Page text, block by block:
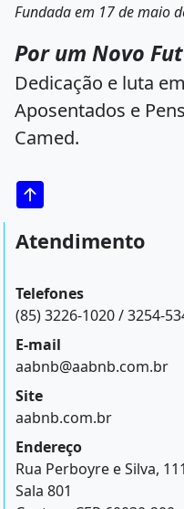
Fundada em 17 de maio
Por um Novo
Dedicação e luta
Aposentados e
Camed.
Atendimento
Telefones
(85) 3226-1020 / 3254-
E-mail
aabnb@aabnb.com.br
Site
aabnb.com.br
Endereço
Rua Perboyre e Silva,
Sala 801